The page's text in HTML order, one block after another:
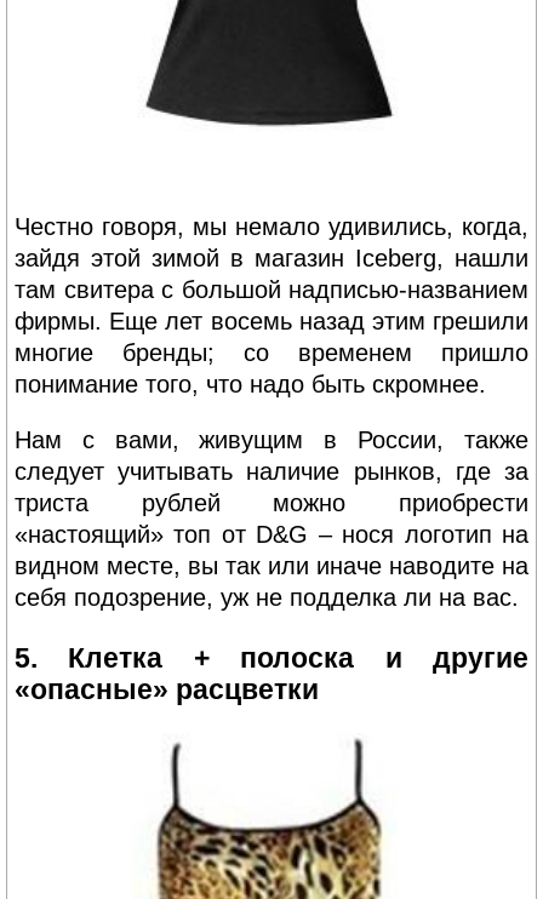
Честно говоря, мы немало удивились, когда,
зайдя этой зимой в магазин Iceberg, нашли
там свитера с большой надписью-названием
фирмы. Еще лет восемь назад этим грешили
многие бренды; со временем пришло
понимание того, что надо быть скромнее.
Нам с вами, живущим в России, также
следует учитывать наличие рынков, где за
триста рублей можно приобрести
«настоящий» топ от D&G – нося логотип на
видном месте, вы так или иначе наводите на
себя подозрение, уж не подделка ли на вас.
5. Клетка + полоска и другие
«опасные» расцветки